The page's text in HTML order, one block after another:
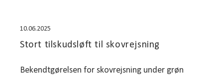
10.06.2025
Stort tilskudsløft til skovrejsning
Bekendtgørelsen for skovrejsning under grøn